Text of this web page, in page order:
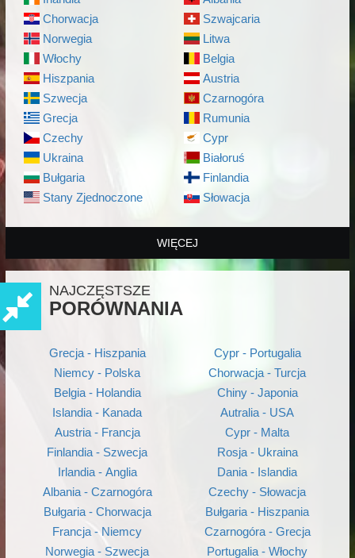
Chorwacja
Norwegia
Włochy
Hiszpania
Szwecja
Grecja
Czechy
Ukraina
Bułgaria
Stany Zjednoczone
Szwajcaria
Litwa
Belgia
Austria
Czarnogóra
Rumunia
Cypr
Białoruś
Finlandia
Słowacja
WIĘCEJ
NAJCZĘSTSZE
PORÓWNANIA
Grecja - Hiszpania
Niemcy - Polska
Belgia - Holandia
Islandia - Kanada
Austria - Francja
Finlandia - Szwecja
Irlandia - Anglia
Albania - Czarnogóra
Bułgaria - Chorwacja
Francja - Niemcy
Norwegia - Szwecja
Cypr - Portugalia
Chorwacja - Turcja
Chiny - Japonia
Autralia - USA
Cypr - Malta
Rosja - Ukraina
Dania - Islandia
Czechy - Słowacja
Bułgaria - Hiszpania
Czarnogóra - Grecja
Portugalia - Włochy